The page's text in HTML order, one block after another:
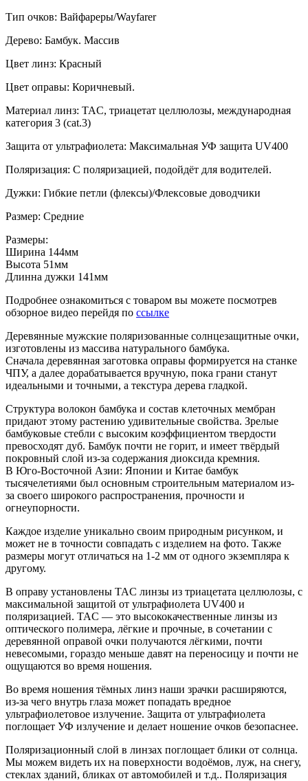
Тип очков: Вайфареры/Wayfarer
Дерево: Бамбук. Массив
Цвет линз: Красный
Цвет оправы: Коричневый.
Материал линз: TAC, триацетат целлюлозы, международная
категория 3 (cat.3)
Защита от ультрафиолета: Максимальная УФ защита UV400
Поляризация: С поляризацией, подойдёт для водителей.
Дужки: Гибкие петли (флексы)/Флексовые доводчики
Размер: Средние
Размеры:
Ширина 144мм
Высота 51мм
Длинна дужки 141мм
Подробнее ознакомиться с товаром вы можете посмотрев
обзорное видео перейдя по ссылке
Деревянные мужские поляризованные солнцезащитные очки,
изготовлены из массива натурального бамбука.
Сначала деревянная заготовка оправы формируется на станке
ЧПУ, а далее дорабатывается вручную, пока грани станут
идеальными и точными, а текстура дерева гладкой.
Структура волокон бамбука и состав клеточных мембран
придают этому растению удивительные свойства. Зрелые
бамбуковые стебли с высоким коэффициентом твердости
превосходят дуб. Бамбук почти не горит, и имеет твёрдый
покровный слой из-за содержания диоксида кремния.
В Юго-Восточной Азии: Японии и Китае бамбук
тысячелетиями был основным строительным материалом из-
за своего широкого распространения, прочности и
огнеупорности.
Каждое изделие уникально своим природным рисунком, и
может не в точности совпадать с изделием на фото. Также
размеры могут отличаться на 1-2 мм от одного экземпляра к
другому.
В оправу установлены TAC линзы из триацетата целлюлозы, с
максимальной защитой от ультрафиолета UV400 и
поляризацией. TAC — это высококачественные линзы из
оптического полимера, лёгкие и прочные, в сочетании с
деревянной оправой очки получаются лёгкими, почти
невесомыми, гораздо меньше давят на переносицу и почти не
ощущаются во время ношения.
Во время ношения тёмных линз наши зрачки расширяются,
из-за чего внутрь глаза может попадать вредное
ультрафиолетовое излучение. Защита от ультрафиолета
поглощает УФ излучение и делает ношение очков безопаснее.
Поляризационный слой в линзах поглощает блики от солнца.
Мы можем видеть их на поверхности водоёмов, луж, на снегу,
стеклах зданий, бликах от автомобилей и т.д.. Поляризация